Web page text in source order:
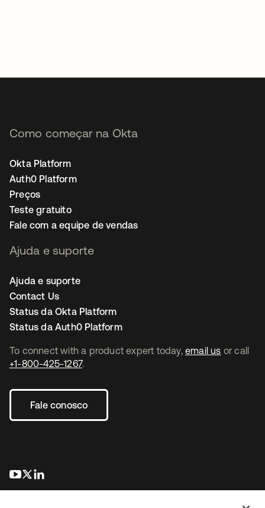
To connect with a product expert today, email us or call
+1-800-425-1267.
Fale conosco
abre em uma nova guia
abre em uma nova guia
Como começar na Okta
Okta Platform
Auth0 Platform
Preços
Teste gratuito
Fale com a equipe de vendas
Ajuda e suporte
Ajuda e suporte
Contact Us
Status da Okta Platform
Status da Auth0 Platform